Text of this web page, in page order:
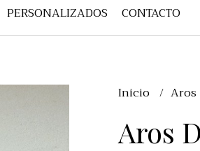
PERSONALIZADOS CONTACTO
Inicio Aros
Aros